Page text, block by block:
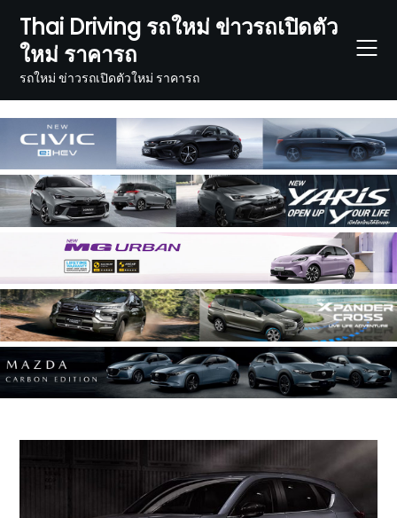
content
Thai Driving รถใหม่ ข่าวรถเปิดตัว
ใหม่ ราคารถ
รถใหม่ ข่าวรถเปิดตัวใหม่ ราคารถ